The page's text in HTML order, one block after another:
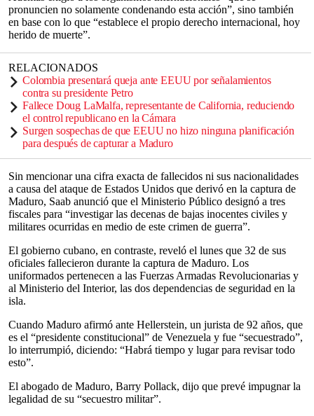
pronuncien no solamente condenando esta acción”, sino también
en base con lo que “establece el propio derecho internacional, hoy
herido de muerte”.
RELACIONADOS
Colombia presentará queja ante EEUU por señalamientos
contra su presidente Petro
Fallece Doug LaMalfa, representante de California, reduciendo
el control republicano en la Cámara
Surgen sospechas de que EEUU no hizo ninguna planificación
para después de capturar a Maduro
Sin mencionar una cifra exacta de fallecidos ni sus nacionalidades
a causa del ataque de Estados Unidos que derivó en la captura de
Maduro, Saab anunció que el Ministerio Público designó a tres
fiscales para “investigar las decenas de bajas inocentes civiles y
militares ocurridas en medio de este crimen de guerra”.
El gobierno cubano, en contraste, reveló el lunes que 32 de sus
oficiales fallecieron durante la captura de Maduro. Los
uniformados pertenecen a las Fuerzas Armadas Revolucionarias y
al Ministerio del Interior, las dos dependencias de seguridad en la
isla.
Cuando Maduro afirmó ante Hellerstein, un jurista de 92 años, que
es el “presidente constitucional” de Venezuela y fue “secuestrado”,
lo interrumpió, diciendo: “Habrá tiempo y lugar para revisar todo
esto”.
El abogado de Maduro, Barry Pollack, dijo que prevé impugnar la
legalidad de su “secuestro militar”.